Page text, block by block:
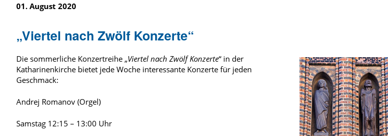
01. August 2020
„Viertel nach Zwölf Konzerte“
Die sommerliche Konzertreihe „Viertel nach Zwölf Konzerte“ in der
Katharinenkirche bietet jede Woche interessante Konzerte für jeden
Geschmack:
Andrej Romanov (Orgel)
Samstag 12:15 – 13:00 Uhr